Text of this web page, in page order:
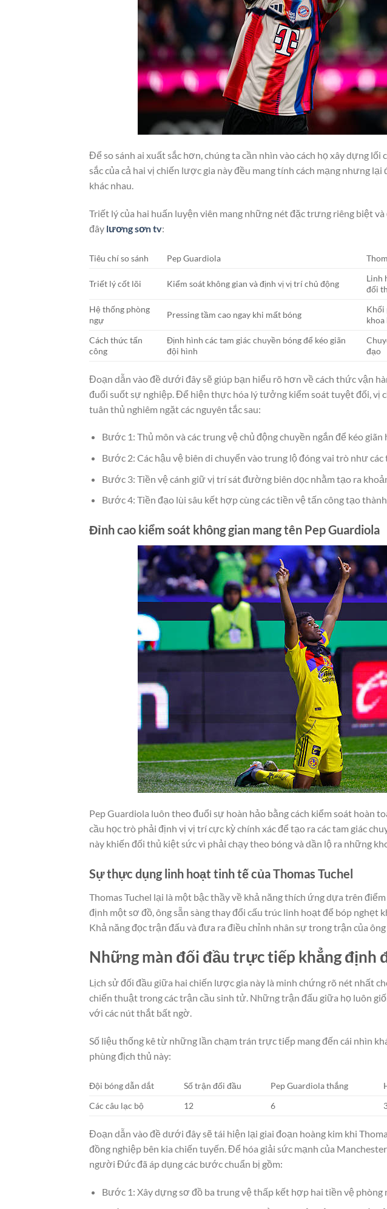
Để so sánh ai xuất sắc hơn, chúng ta cần nhìn vào cách họ xây dựng
sắc của cả hai vị chiến lược gia này đều mang tính cách mạng nhưng
khác nhau.
Triết lý của hai huấn luyện viên mang những nét đặc trưng riêng biệt
đây lương sơn tv:
Tiêu chí so sánh Pep Guardiola
Triết lý cốt lõi Kiểm soát không gian và định vị vị trí chủ động
Linh
đối
Hệ thống phòng
ngự
Pressing tầm cao ngay khi mất bóng
Khối
khoa
Cách thức tấn
công
Định hình các tam giác chuyền bóng để kéo giãn
đội hình
đạo
Đoạn dẫn vào đề dưới đây sẽ giúp bạn hiểu rõ hơn về cách thức vận
đuổi suốt sự nghiệp. Để hiện thực hóa lý tưởng kiểm soát tuyệt đối, vị
tuân thủ nghiêm ngặt các nguyên tắc sau:
Bước 1: Thủ môn và các trung vệ chủ động chuyền ngắn để kéo
Bước 2: Các hậu vệ biên di chuyển vào trung lộ đóng vai trò như
Bước 3: Tiền vệ cánh giữ vị trí sát đường biên dọc nhằm tạo ra
Bước 4: Tiền đạo lùi sâu kết hợp cùng các tiền vệ tấn công tạo
Đỉnh cao kiểm soát không gian mang tên Pep Guardiola
Pep Guardiola luôn theo đuổi sự hoàn hảo bằng cách kiểm soát hoàn
cầu học trò phải định vị vị trí cực kỳ chính xác để tạo ra các tam giác
này khiến đối thủ kiệt sức vì phải chạy theo bóng và dần lộ ra những
Sự thực dụng linh hoạt tinh tế của Thomas Tuchel
Thomas Tuchel lại là một bậc thầy về khả năng thích ứng dựa trên
định một sơ đồ, ông sẵn sàng thay đổi cấu trúc linh hoạt để bóp nghẹt
Khả năng đọc trận đấu và đưa ra điều chỉnh nhân sự trong trận của
Những màn đối đầu trực tiếp khẳng định
Lịch sử đối đầu giữa hai chiến lược gia này là minh chứng rõ nét nhất
chiến thuật trong các trận cầu sinh tử. Những trận đấu giữa họ luôn
với các nút thắt bất ngờ.
Số liệu thống kê từ những lần chạm trán trực tiếp mang đến cái nhìn
phùng địch thủ này:
Đội bóng dẫn dắt Số trận đối đầu Pep Guardiola thắng
Các câu lạc bộ
12 6
Đoạn dẫn vào đề dưới đây sẽ tái hiện lại giai đoạn hoàng kim khi
đồng nghiệp bên kia chiến tuyến. Để hóa giải sức mạnh của
người Đức đã áp dụng các bước chuẩn bị gồm:
Bước 1: Xây dựng sơ đồ ba trung vệ thấp kết hợp hai tiền vệ phòng